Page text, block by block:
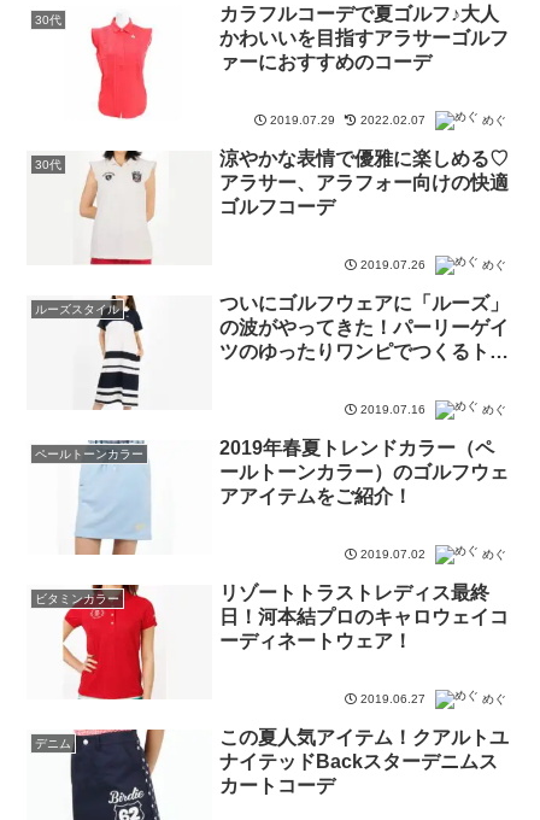
30代
カラフルコーデで夏ゴルフ♪大人
かわいいを目指すアラサーゴルフ
ァーにおすすめのコーデ
2019.07.29 2022.02.07 めぐ
30代
涼やかな表情で優雅に楽しめる♡
アラサー、アラフォー向けの快適
ゴルフコーデ
2019.07.26 めぐ
ルーズスタイル
ついにゴルフウェアに「ルーズ」
の波がやってきた！パーリーゲイ
ツのゆったりワンピでつくるトレ
2019.07.16 めぐ
ペールトーンカラー
2019年春夏トレンドカラー（ペ
ールトーンカラー）のゴルフウェ
アアイテムをご紹介！
2019.07.02 めぐ
ビタミンカラー
リゾートトラストレディス最終
日！河本結プロのキャロウェイコ
ーディネートウェア！
2019.06.27 めぐ
デニム
この夏人気アイテム！クアルトユ
ナイテッドBackスターデニムス
カートコーデ